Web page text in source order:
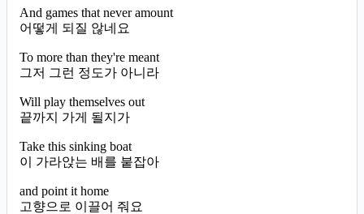
And games that never amount
어떻게 되질 않네요
To more than they're meant
그저 그런 정도가 아니라
Will play themselves out
끝까지 가게 될지가
Take this sinking boat
이 가라앉는 배를 붙잡아
and point it home
고향으로 이끌어 줘요